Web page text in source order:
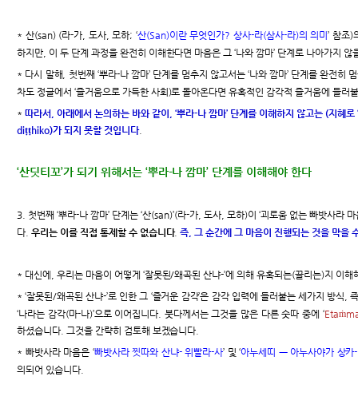
* 산(san) (라-가, 도사, 모하; ‘산(San)이란 무엇인가? 상사-라(삼사-라)의 의미’ 참조)
하지만, 이 두 단계 과정을 완전히 이해한다면 마음은 그 ‘나와 깜마’ 단계로 나아가지 않
* 다시 말해, 첫번째 ‘뿌라-나 깜마’ 단계를 멈추지 않고서는 ‘나와 깜마’ 단계를 완전히
차도 정글에서 ‘즐거움으로 가득한 사회)로 돌아온다면 유혹적인 감각적 즐거움에 들러
*따라서, 아래에서 논의하는 바와 같이, ‘뿌라-나 깜마’ 단계를 이해하지 않고는 (지혜
diṭṭhiko)가 되지 못할 것입니다.
‘산딧티꼬’가 되기 위해서는 ‘뿌라-나 깜마’ 단계를 이해해야 한다
3. 첫번째 ‘뿌라-나 깜마’ 단계는 ‘산(san)’(라-가, 도사, 모하)이 ‘괴로움 없는 빠밧사라
다.우리는 이를 직접 통제할 수 없습니다.즉, 그 순간에 그 마음이 진행되는 것을 막을
* 대신에, 우리는 마음이 어떻게 ‘잘못된/왜곡된 산냐-’에 의해 유혹되는(끌리는)지 이해
* ‘잘못된/왜곡된 산냐-’로 인한 그 ‘즐거운 감각’은 감각 입력에 들러붙는 세가지 방식,
‘나라는 감각(마-나)’으로 이어집니다. 붓다께서는 그것을 많은 다른 숫따 중에 ‘
하셨습니다. 그것을 간략히 검토해 보겠습니다.
* 빠밧사라 마음은 ‘빠밧사라 찟따와 산냐- 위빨라-사’ 및 ‘아누세띠 ㅡ 아누사야가 상
의되어 있습니다.